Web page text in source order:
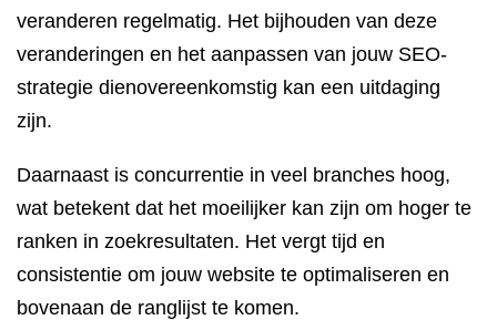
veranderen regelmatig. Het bijhouden van deze
veranderingen en het aanpassen van jouw SEO-
strategie dienovereenkomstig kan een uitdaging
zijn.
Daarnaast is concurrentie in veel branches hoog,
wat betekent dat het moeilijker kan zijn om hoger te
ranken in zoekresultaten. Het vergt tijd en
consistentie om jouw website te optimaliseren en
bovenaan de ranglijst te komen.